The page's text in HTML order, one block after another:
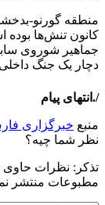
منطقه گورنو-
جماهیر شوروی
دچار یک جنگ
/.انتهای پیام
منبع خبرگزاری
نظر شما چیه؟
تذكر: نظرات حاوی
مطبوعات منتشر